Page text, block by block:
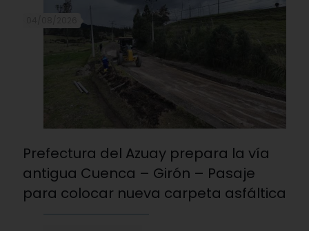
Prefectura del Azuay prepara la vía
antigua Cuenca – Girón – Pasaje
para colocar nueva carpeta asfáltica